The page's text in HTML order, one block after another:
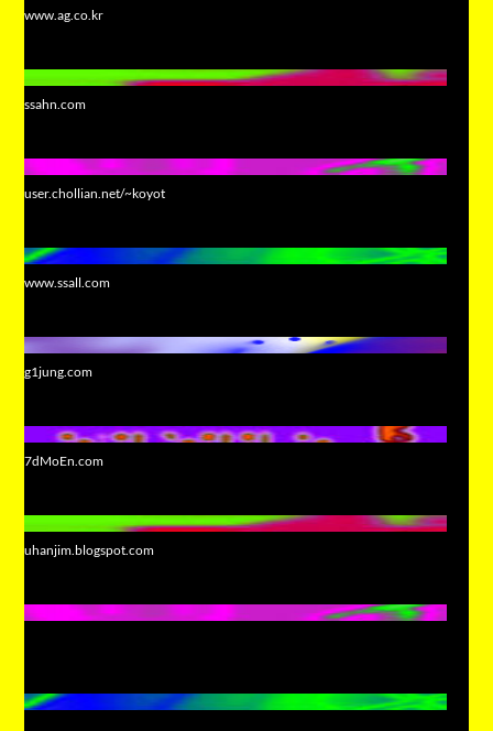
www.ag.co.kr
ssahn.com
user.chollian.net/~koyot
www.ssall.com
g1jung.com
7dMoEn.com
uhanjim.blogspot.com